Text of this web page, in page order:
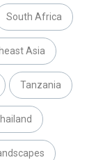
South Africa
Asia
Tanzania